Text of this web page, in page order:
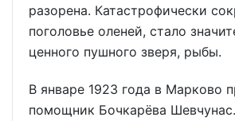
разорена. Катастрофически
поголовье оленей, стало
ценного пушного зверя, рыбы.
В январе 1923 года в Марково
помощник Бочкарёва